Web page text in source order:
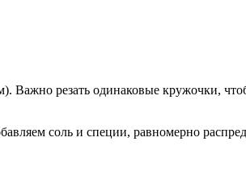
Важно резать одинаковые кружочки,
соль и специи, равномерно